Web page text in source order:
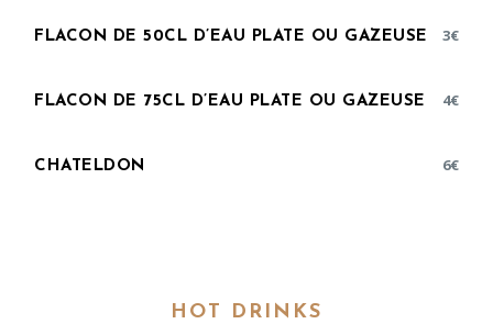
FLACON DE 50CL D’EAU PLATE OU GAZEUSE 3€
FLACON DE 75CL D’EAU PLATE OU GAZEUSE 4€
CHATELDON 6€
HOT DRINKS